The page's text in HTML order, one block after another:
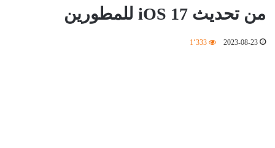
من تحديث iOS 17 للمطورين
2023-08-23 1٬333